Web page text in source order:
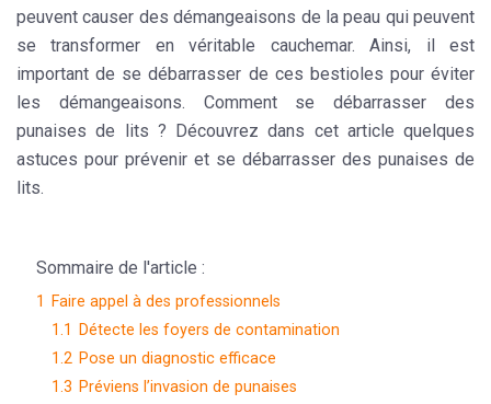
peuvent causer des démangeaisons de la peau qui peuvent
se transformer en véritable cauchemar. Ainsi, il est
important de se débarrasser de ces bestioles pour éviter
les démangeaisons. Comment se débarrasser des
punaises de lits ? Découvrez dans cet article quelques
astuces pour prévenir et se débarrasser des punaises de
lits.
Sommaire de l'article :
1
Faire appel à des professionnels
1.1
Détecte les foyers de contamination
1.2 Pose un diagnostic efficace
1.3 Préviens l’invasion de punaises